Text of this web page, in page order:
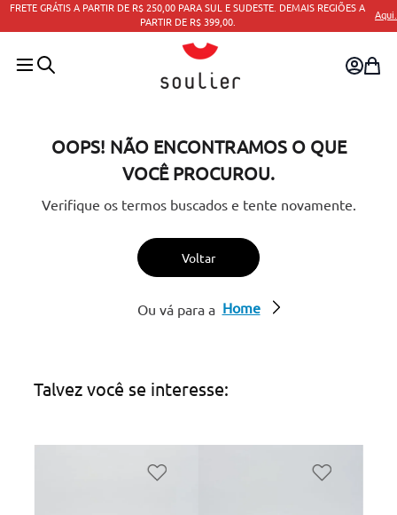
FRETE GRÁTIS A PARTIR DE R$ 250,00 PARA SUL E SUDESTE. DEMAIS REGIÕES A
PARTIR DE R$ 399,00.
Aqui.
OOPS! NÃO ENCONTRAMOS O QUE
VOCÊ PROCUROU.
Verifique os termos buscados e tente novamente.
Voltar
Ou vá para a Home
Talvez você se interesse: